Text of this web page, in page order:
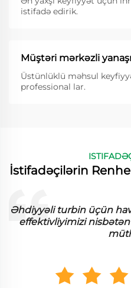
istifadə edirik.
Müştəri mərkəzli
Üstünlüklü məhsul
professional lar.
İstifadəçilərin
Əhdiyyəli turbin üçün
effektivliyimizi nisbətən